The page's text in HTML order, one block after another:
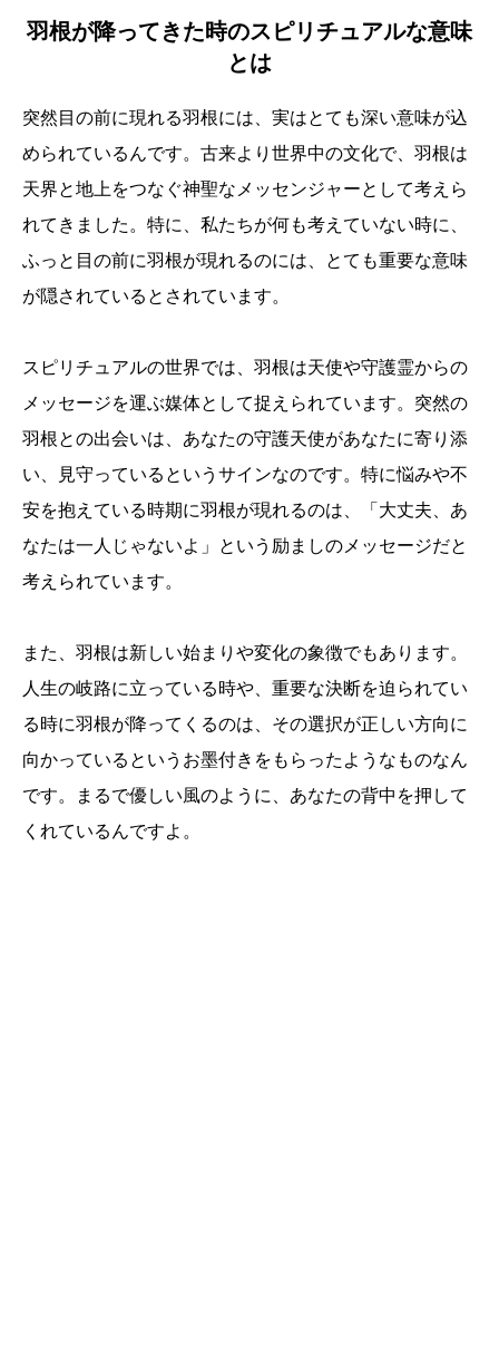
羽根が降ってきた時のスピリチュアルな意味
とは
突然目の前に現れる羽根には、実はとても深い意味が込
められているんです。古来より世界中の文化で、羽根は
天界と地上をつなぐ神聖なメッセンジャーとして考えら
れてきました。特に、私たちが何も考えていない時に、
ふっと目の前に羽根が現れるのには、とても重要な意味
が隠されているとされています。
スピリチュアルの世界では、羽根は天使や守護霊からの
メッセージを運ぶ媒体として捉えられています。突然の
羽根との出会いは、あなたの守護天使があなたに寄り添
い、見守っているというサインなのです。特に悩みや不
安を抱えている時期に羽根が現れるのは、「大丈夫、あ
なたは一人じゃないよ」という励ましのメッセージだと
考えられています。
また、羽根は新しい始まりや変化の象徴でもあります。
人生の岐路に立っている時や、重要な決断を迫られてい
る時に羽根が降ってくるのは、その選択が正しい方向に
向かっているというお墨付きをもらったようなものなん
です。まるで優しい風のように、あなたの背中を押して
くれているんですよ。